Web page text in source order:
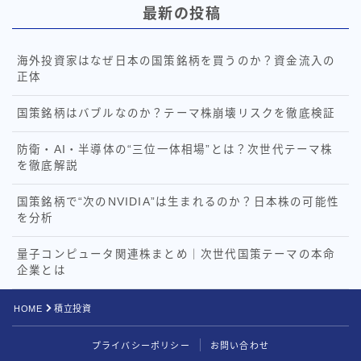
最新の投稿
海外投資家はなぜ日本の国策銘柄を買うのか？資金流入の
正体
国策銘柄はバブルなのか？テーマ株崩壊リスクを徹底検証
防衛・AI・半導体の“三位一体相場”とは？次世代テーマ株
を徹底解説
国策銘柄で“次のNVIDIA”は生まれるのか？日本株の可能性
を分析
量子コンピュータ関連株まとめ｜次世代国策テーマの本命
企業とは
HOME 積立投資
プライバシーポリシー お問い合わせ